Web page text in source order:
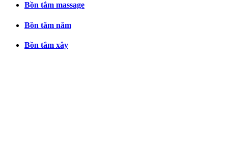
Bồn tắm massage
Bồn tắm nằm
Bồn tắm xây